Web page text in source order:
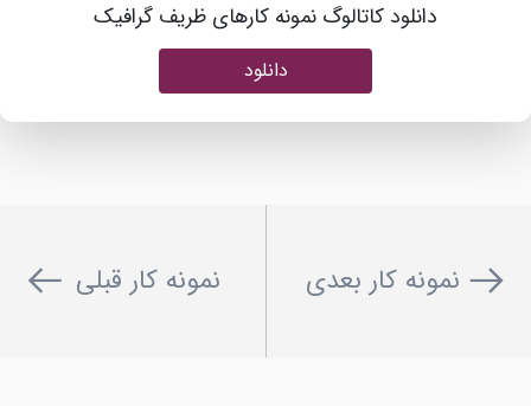
دانلود کاتالوگ نمونه کارهای ظریف گرافیک
دانلود
نمونه کار بعدی نمونه کار قبلی